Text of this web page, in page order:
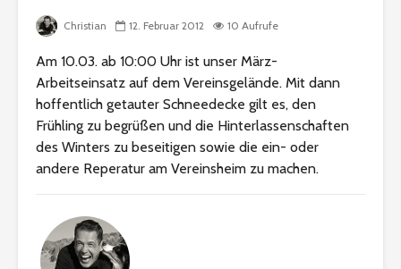
Christian 12. Februar 2012 10 Aufrufe
Am 10.03. ab 10:00 Uhr ist unser März-
Arbeitseinsatz auf dem Vereinsgelände. Mit dann
hoffentlich getauter Schneedecke gilt es, den
Frühling zu begrüßen und die Hinterlassenschaften
des Winters zu beseitigen sowie die ein- oder
andere Reperatur am Vereinsheim zu machen.